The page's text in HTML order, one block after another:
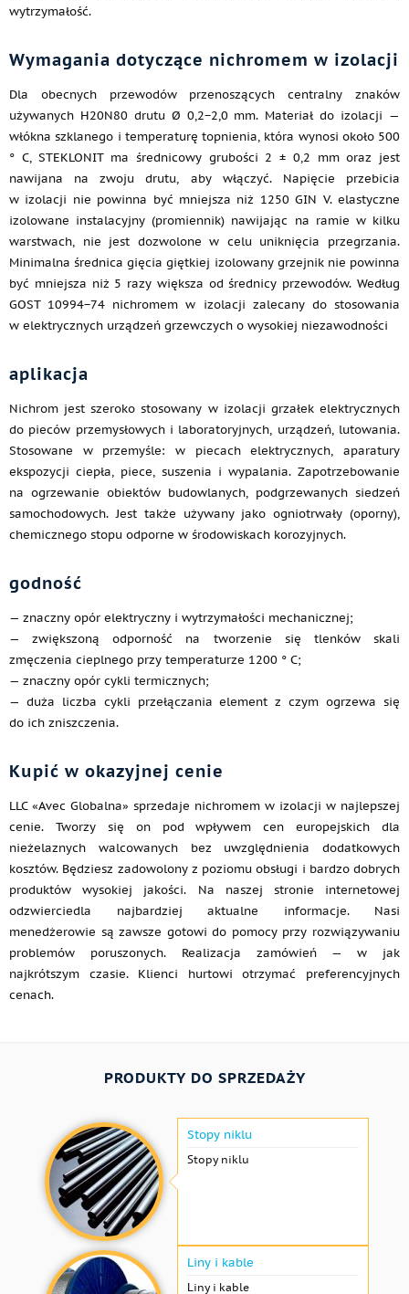
wytrzymałość.
Wymagania dotyczące nichromem w izolacji
Dla obecnych przewodów przenoszących centralny znaków
używanych H20N80 drutu Ø 0,2−2,0 mm. Materiał do izolacji —
włókna szklanego i temperaturę topnienia, która wynosi około 500
° C, STEKLONIT ma średnicowy grubości 2 ± 0,2 mm oraz jest
nawijana na zwoju drutu, aby włączyć. Napięcie przebicia
w izolacji nie powinna być mniejsza niż 1250 GIN V. elastyczne
izolowane instalacyjny (promiennik) nawijając na ramie w kilku
warstwach, nie jest dozwolone w celu uniknięcia przegrzania.
Minimalna średnica gięcia giętkiej izolowany grzejnik nie powinna
być mniejsza niż 5 razy większa od średnicy przewodów. Według
GOST 10994−74 nichromem w izolacji zalecany do stosowania
w elektrycznych urządzeń grzewczych o wysokiej niezawodności
aplikacja
Nichrom jest szeroko stosowany w izolacji grzałek elektrycznych
do pieców przemysłowych i laboratoryjnych, urządzeń, lutowania.
Stosowane w przemyśle: w piecach elektrycznych, aparatury
ekspozycji ciepła, piece, suszenia i wypalania. Zapotrzebowanie
na ogrzewanie obiektów budowlanych, podgrzewanych siedzeń
samochodowych. Jest także używany jako ogniotrwały (oporny),
chemicznego stopu odporne w środowiskach korozyjnych.
godność
— znaczny opór elektryczny i wytrzymałości mechanicznej;
— zwiększoną odporność na tworzenie się tlenków skali
zmęczenia cieplnego przy temperaturze 1200 ° C;
— znaczny opór cykli termicznych;
— duża liczba cykli przełączania element z czym ogrzewa się
do ich zniszczenia.
Kupić w okazyjnej cenie
LLC «Avec Globalna» sprzedaje nichromem w izolacji w najlepszej
cenie. Tworzy się on pod wpływem cen europejskich dla
nieżelaznych walcowanych bez uwzględnienia dodatkowych
kosztów. Będziesz zadowolony z poziomu obsługi i bardzo dobrych
produktów wysokiej jakości. Na naszej stronie internetowej
odzwierciedla najbardziej aktualne informacje. Nasi
menedżerowie są zawsze gotowi do pomocy przy rozwiązywaniu
problemów poruszonych. Realizacja zamówień — w jak
najkrótszym czasie. Klienci hurtowi otrzymać preferencyjnych
cenach.
PRODUKTY DO SPRZEDAŻY
Stopy niklu
Stopy niklu
Liny i kable
Liny i kable